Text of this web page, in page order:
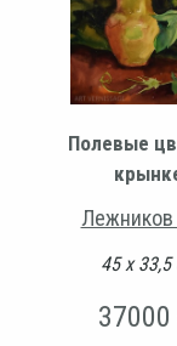
Полевые
45 х 33,5
37000